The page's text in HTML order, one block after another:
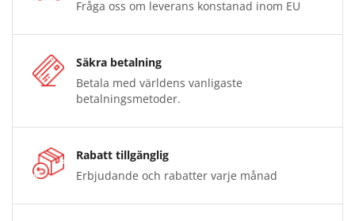
Fråga oss om leverans konstanad inom EU
Säkra betalning
Betala med världens vanligaste
betalningsmetoder.
Rabatt tillgänglig
Erbjudande och rabatter varje månad